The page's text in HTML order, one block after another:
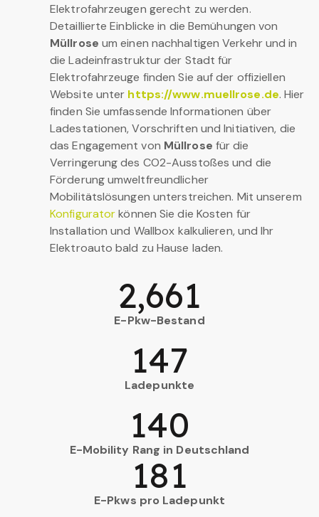
Elektrofahrzeugen gerecht zu werden.
Detaillierte Einblicke in die Bemühungen von
Müllrose um einen nachhaltigen Verkehr und in
die Ladeinfrastruktur der Stadt für
Elektrofahrzeuge finden Sie auf der offiziellen
Website unter https://www.muellrose.de. Hier
finden Sie umfassende Informationen über
Ladestationen, Vorschriften und Initiativen, die
das Engagement von Müllrose für die
Verringerung des CO2-Ausstoßes und die
Förderung umweltfreundlicher
Mobilitätslösungen unterstreichen. Mit unserem
Konfiguratorkönnen Sie die Kosten für
Installation und Wallbox kalkulieren, und Ihr
Elektroauto bald zu Hause laden.
E-Pkw-Bestand
2,661
Ladepunkte
147
E-Mobility Rang in Deutschland
140
E-Pkws pro Ladepunkt
181